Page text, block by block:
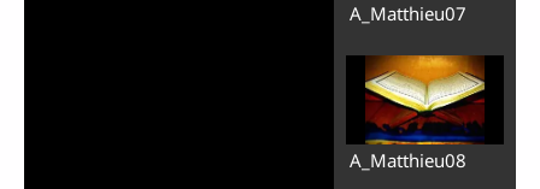
A_Matthieu07
A_Matthieu08